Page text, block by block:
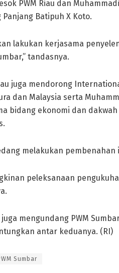
PWM Riau dan
Panjang Batipuh X Koto.
lakukan kerjasama
tandasnya.
juga mendorong
dan Malaysia serta
bidang ekonomi dan
melakukan pembenahan
peleksanaan
mengundang PWM
antar keduanya. (RI)
Sumbar